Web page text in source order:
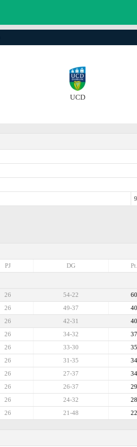
UCD
Pt.
DG
PJ
60
54-22
26
40
49-37
26
40
42-31
26
37
34-32
26
35
33-30
26
34
31-35
26
34
27-37
26
29
26-37
26
28
24-32
26
22
21-48
26